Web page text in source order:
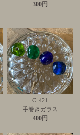
300円
G-421
手巻きガラス
400円